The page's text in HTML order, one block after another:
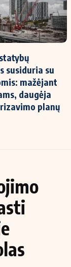
susiduria su
mažėjant
daugėja
planų